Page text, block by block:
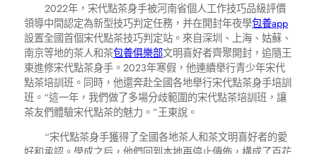
2022年，宋代點茶身手被河南省個人工作技巧品級評價
領導中間認定為新型技巧判定任務，并在開封年夜學包養app
設置全國首個宋代點茶技巧判定站。來自深圳、上海、姑蘇、
南京等地的茶人和茶包養俱樂部文明喜好者齊聚開封，追隨王
東進修宋代點茶身手。2023年寒假，他連續舉行青少年宋代
點茶培訓班。同時，他還奔赴全國各地舉行宋代點茶身手培訓
班。“這一年，我們做了多場分歧範圍的宋代點茶培訓班，讓
茶友們體驗宋代點茶的魅力。”王東說。
“宋代點茶身手獲得了全國各地茶人和茶文明喜好者的愛